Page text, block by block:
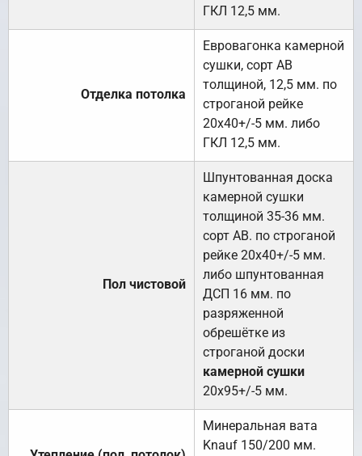
ГКЛ 12,5 мм.
Отделка потолка
Евровагонка камерной
сушки, сорт АВ
толщиной, 12,5 мм. по
строганой рейке
20х40+/-5 мм. либо
ГКЛ 12,5 мм.
Пол чистовой
Шпунтованная доска
камерной сушки
толщиной 35-36 мм.
сорт АВ. по строганой
рейке 20х40+/-5 мм.
либо шпунтованная
ДСП 16 мм. по
разряженной
обрешётке из
строганой доски
камерной сушки
20х95+/-5 мм.
Минеральная вата
Knauf 150/200 мм.